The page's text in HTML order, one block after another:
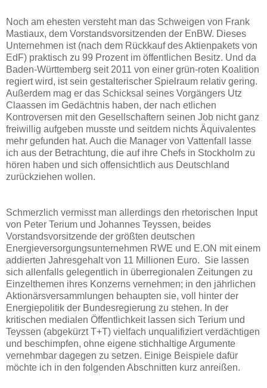
Noch am ehesten versteht man das Schweigen von Frank
Mastiaux, dem Vorstandsvorsitzenden der EnBW. Dieses
Unternehmen ist (nach dem Rückkauf des Aktienpakets von
EdF) praktisch zu 99 Prozent im öffentlichen Besitz. Und da
Baden-Württemberg seit 2011 von einer grün-roten Koalition
regiert wird, ist sein gestalterischer Spielraum relativ gering.
Außerdem mag er das Schicksal seines Vorgängers Utz
Claassen im Gedächtnis haben, der nach etlichen
Kontroversen mit den Gesellschaftern seinen Job nicht ganz
freiwillig aufgeben musste und seitdem nichts Äquivalentes
mehr gefunden hat. Auch die Manager von Vattenfall lasse
ich aus der Betrachtung, die auf ihre Chefs in Stockholm zu
hören haben und sich offensichtlich aus Deutschland
zurückziehen wollen.
Schmerzlich vermisst man allerdings den rhetorischen Input
von Peter Terium und Johannes Teyssen, beides
Vorstandsvorsitzende der größten deutschen
Energieversorgungsunternehmen RWE und E.ON mit einem
addierten Jahresgehalt von 11 Millionen Euro. Sie lassen
sich allenfalls gelegentlich in überregionalen Zeitungen zu
Einzelthemen ihres Konzerns vernehmen; in den jährlichen
Aktionärsversammlungen behaupten sie, voll hinter der
Energiepolitik der Bundesregierung zu stehen. In der
kritischen medialen Öffentlichkeit lassen sich Terium und
Teyssen (abgekürzt T+T) vielfach unqualifiziert verdächtigen
und beschimpfen, ohne eigene stichhaltige Argumente
vernehmbar dagegen zu setzen. Einige Beispiele dafür
möchte ich in den folgenden Abschnitten kurz anreißen.